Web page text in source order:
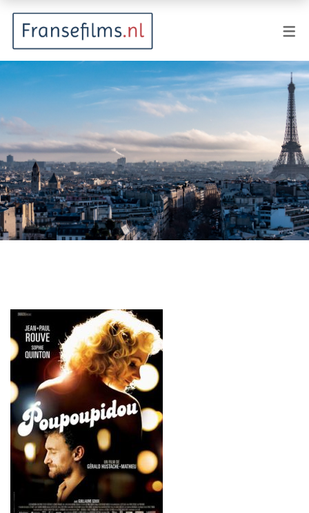
Animatie
Documentaire
Drama
Fantasy
Horror
Misdaad
Musical
Oorlogsfilm
Romantische komedie
Thriller